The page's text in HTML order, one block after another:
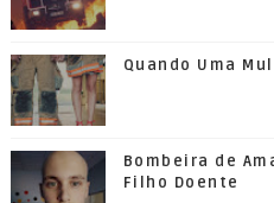
Quando Uma
Bombeira de
Filho Doente